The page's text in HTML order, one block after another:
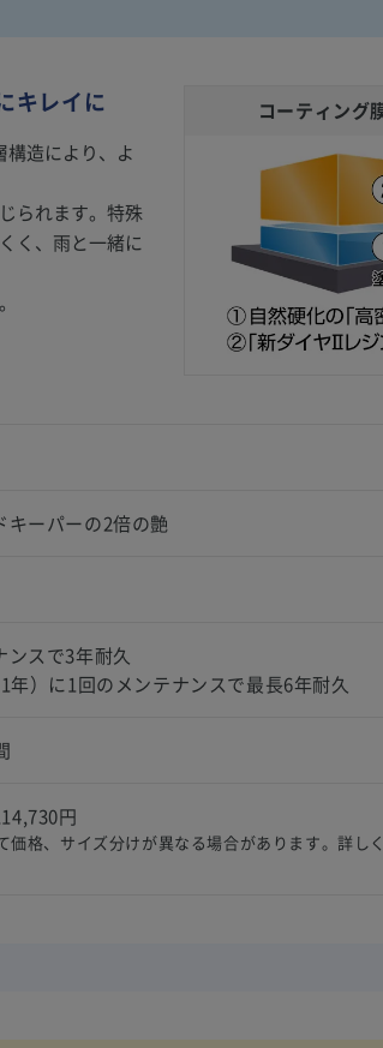
キレイに
造により、よ
られます。特殊
く、雨と一緒に
コーティング
キーパーの2倍の艶
ンスで3年耐久
年）に1回のメンテナンスで最長6年耐久
円
価格、サイズ分けが異なる場合があります。詳し